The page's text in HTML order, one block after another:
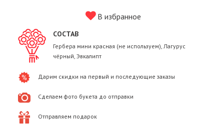
В избранное
СОСТАВ
Гербера мини красная (не используем), Лагурус
чёрный, Эвкалипт
Дарим скидки на первый и последующие заказы
Сделаем фото букета до отправки
Отправляем подарок